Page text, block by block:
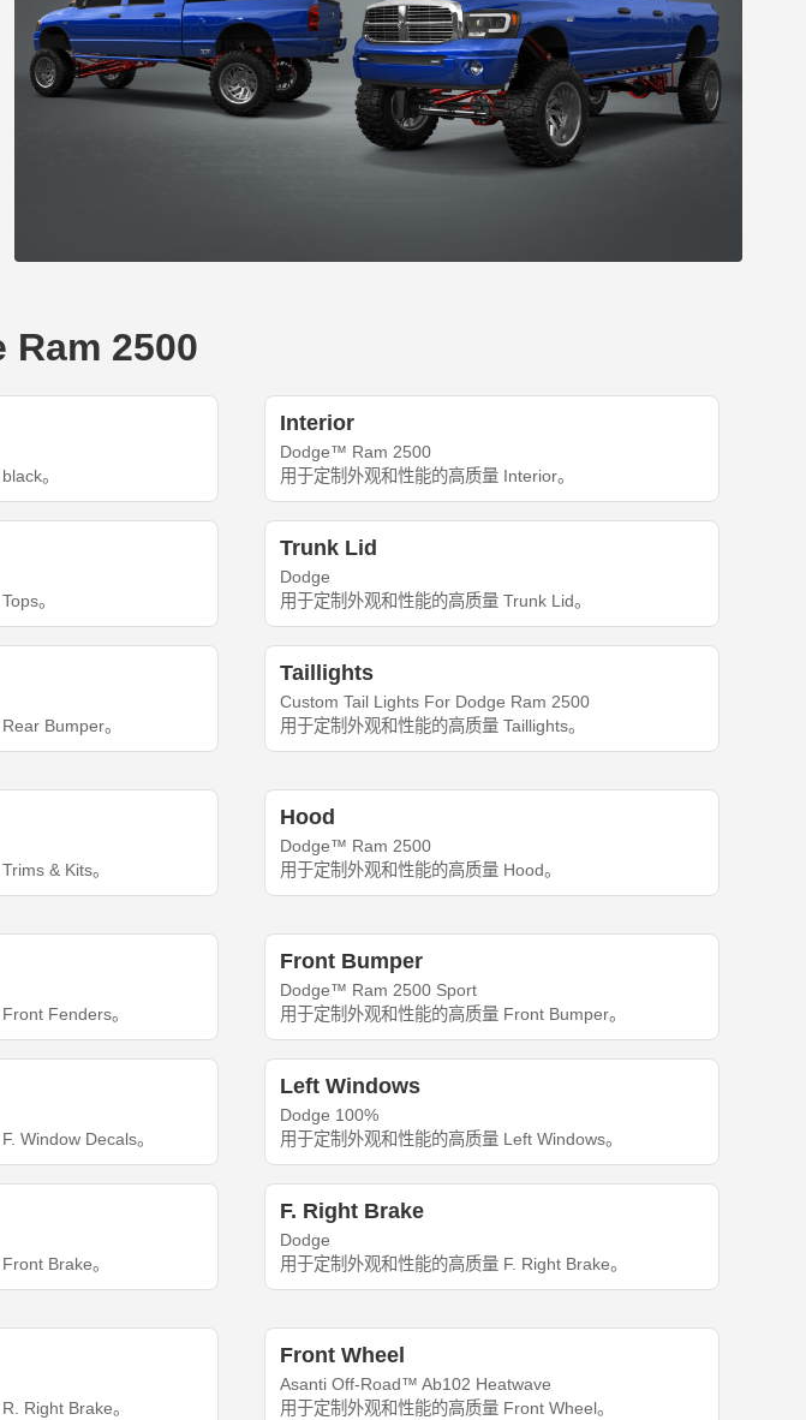
Ram 2500
。
Interior
Dodge™ Ram 2500
用于定制外观和性能的高质量 Interior。
。
Trunk Lid
Dodge
用于定制外观和性能的高质量 Trunk Lid。
Bumper。
Taillights
Custom Tail Lights For Dodge Ram 2500
用于定制外观和性能的高质量 Taillights。
& Kits。
Hood
Dodge™ Ram 2500
用于定制外观和性能的高质量 Hood。
Fenders。
Front Bumper
Dodge™ Ram 2500 Sport
用于定制外观和性能的高质量 Front Bumper。
Window Decals。
Left Windows
Dodge 100%
用于定制外观和性能的高质量 Left Windows。
Brake。
F. Right Brake
Dodge
用于定制外观和性能的高质量 F. Right Brake。
Right Brake。
Front Wheel
Asanti Off-Road™ Ab102 Heatwave
用于定制外观和性能的高质量 Front Wheel。